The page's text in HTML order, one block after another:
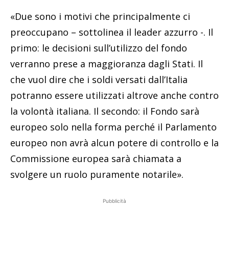
«Due sono i motivi che principalmente ci
preoccupano – sottolinea il leader azzurro -. Il
primo: le decisioni sull’utilizzo del fondo
verranno prese a maggioranza dagli Stati. Il
che vuol dire che i soldi versati dall’Italia
potranno essere utilizzati altrove anche contro
la volontà italiana. Il secondo: il Fondo sarà
europeo solo nella forma perché il Parlamento
europeo non avrà alcun potere di controllo e la
Commissione europea sarà chiamata a
svolgere un ruolo puramente notarile».
Pubblicità